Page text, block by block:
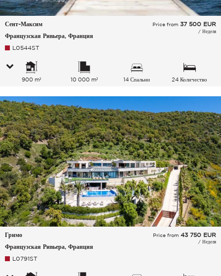
Сент-Максим
Французская Ривьера, Франция
Price from 37 500 EUR
/ Неделя
L0544ST
900 m² 10 000 m² 14 Спальни
24 Количество
Гримо
Французская Ривьера, Франция
Price from 43 750 EUR
/ Неделя
L0791ST